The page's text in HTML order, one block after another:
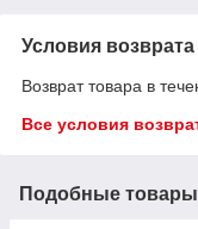
Условия возврата
Возврат товара в
Все условия
Подобные